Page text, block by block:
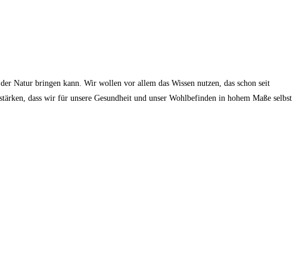
Natur bringen kann. Wir wollen vor allem das Wissen nutzen, das schon seit
dass wir für unsere Gesundheit und unser Wohlbefinden in hohem Maße selbst